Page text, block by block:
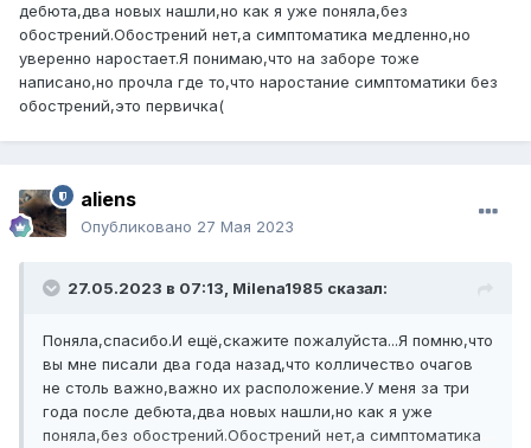
дебюта,два новых нашли,но как я уже поняла,без
обострений.Обострений нет,а симптоматика медленно,но
уверенно наростает.Я понимаю,что на заборе тоже
написано,но прочла где то,что наростание симптоматики без
обострений,это первичка(
aliens
Опубликовано 27 Мая 2023
27.05.2023 в 07:13, Milena1985 сказал:
Поняла,спасибо.И ещё,скажите пожалуйста...Я помню,что
вы мне писали два года назад,что колличество очагов
не столь важно,важно их расположение.У меня за три
года после дебюта,два новых нашли,но как я уже
поняла,без обострений.Обострений нет,а симптоматика